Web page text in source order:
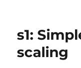
ー
s1:
scaling